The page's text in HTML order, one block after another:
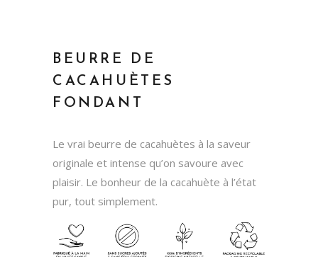
BEURRE DE
CACAHUÈTES
FONDANT
Le vrai beurre de cacahuètes à la saveur
originale et intense qu’on savoure avec
plaisir. Le bonheur de la cacahuète à l’état
pur, tout simplement.